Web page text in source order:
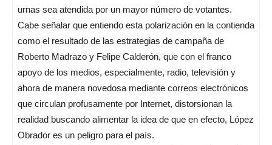
urnas sea atendida por un mayor número de votantes.
Cabe señalar que entiendo esta polarización en la contienda
como el resultado de las estrategias de campaña de
Roberto Madrazo y Felipe Calderón, que con el franco
apoyo de los medios, especialmente, radio, televisión y
ahora de manera novedosa mediante correos electrónicos
que circulan profusamente por Internet, distorsionan la
realidad buscando alimentar la idea de que en efecto, López
Obrador es un peligro para el país.